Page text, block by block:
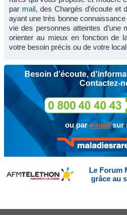
par mail, des Chargés d’écoute et
ayant une très bonne
vie des personnes atteintes d’une
orienter au mieux en fonction de
votre besoin précis ou de votre
Besoin d'écoute,
Contactez-
ou pare-mailsur
Le Forum
grâce au